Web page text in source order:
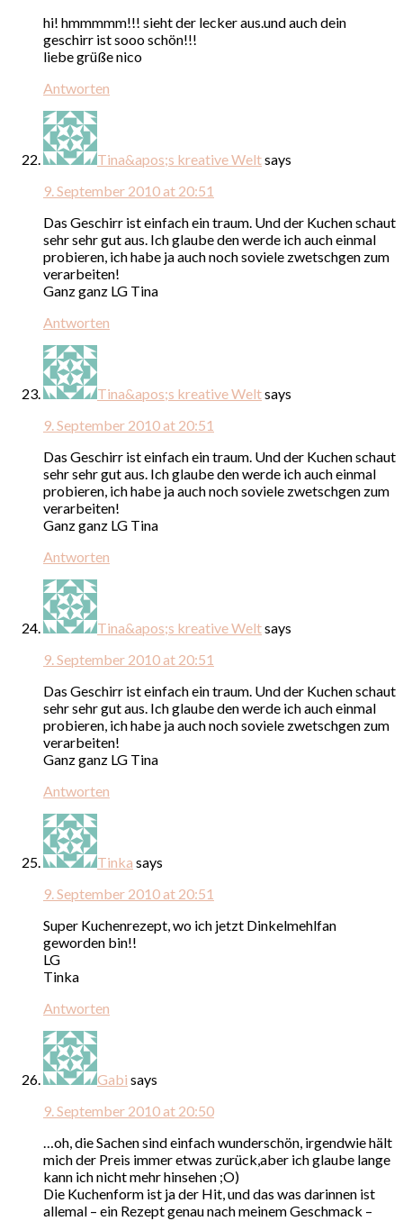
hi! hmmmmm!!! sieht der lecker aus.und auch dein
geschirr ist sooo schön!!!
liebe grüße nico
Antworten
Tina&apos;s kreative Weltsays
9. September 2010 at 20:51
Das Geschirr ist einfach ein traum. Und der Kuchen schaut
sehr sehr gut aus. Ich glaube den werde ich auch einmal
probieren, ich habe ja auch noch soviele zwetschgen zum
verarbeiten!
Ganz ganz LG Tina
Antworten
Tina&apos;s kreative Weltsays
9. September 2010 at 20:51
Das Geschirr ist einfach ein traum. Und der Kuchen schaut
sehr sehr gut aus. Ich glaube den werde ich auch einmal
probieren, ich habe ja auch noch soviele zwetschgen zum
verarbeiten!
Ganz ganz LG Tina
Antworten
Tina&apos;s kreative Weltsays
9. September 2010 at 20:51
Das Geschirr ist einfach ein traum. Und der Kuchen schaut
sehr sehr gut aus. Ich glaube den werde ich auch einmal
probieren, ich habe ja auch noch soviele zwetschgen zum
verarbeiten!
Ganz ganz LG Tina
Antworten
Tinka says
9. September 2010 at 20:51
Super Kuchenrezept, wo ich jetzt Dinkelmehlfan
geworden bin!!
LG
Tinka
Antworten
Gabi says
9. September 2010 at 20:50
…oh, die Sachen sind einfach wunderschön, irgendwie hält
mich der Preis immer etwas zurück,aber ich glaube lange
kann ich nicht mehr hinsehen ;O)
Die Kuchenform ist ja der Hit, und das was darinnen ist
allemal – ein Rezept genau nach meinem Geschmack –